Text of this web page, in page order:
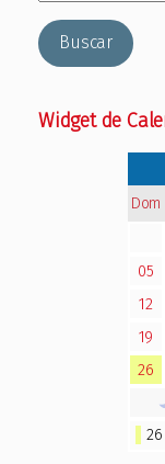
Buscar
Widget de